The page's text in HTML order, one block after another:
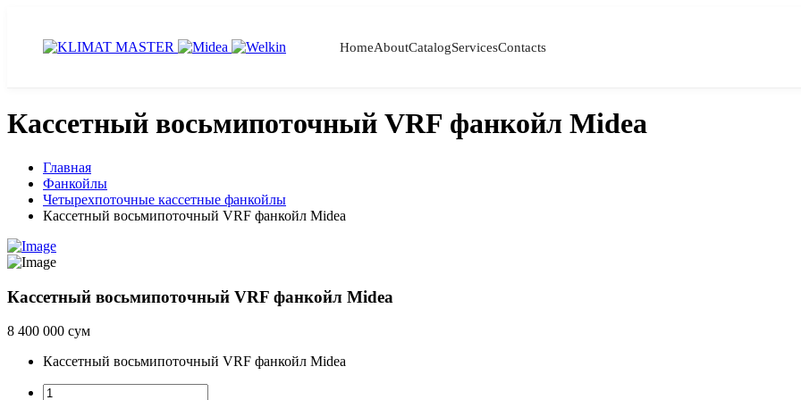
HomeAboutCatalogServicesContacts
Кассетный восьмипоточный VRF фанкойл Midea
Главная
Фанкойлы
Четырехпоточные кассетные фанкойлы
Кассетный восьмипоточный VRF фанкойл Midea
Кассетный восьмипоточный VRF фанкойл Midea
8 400 000 сум
Кассетный восьмипоточный VRF фанкойл Midea